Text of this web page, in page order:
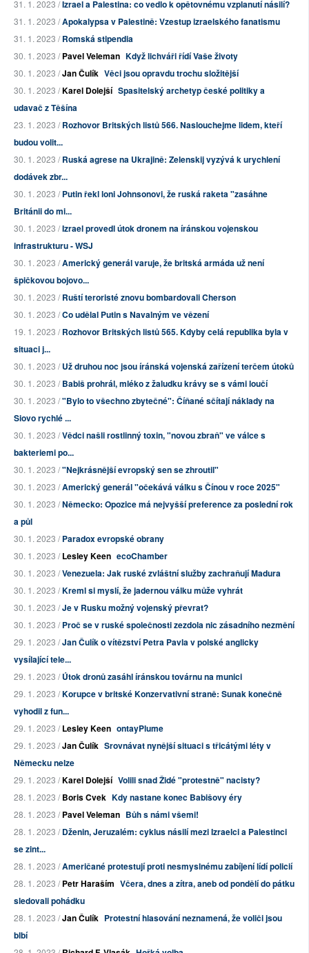
31. 1. 2023 /Izrael a Palestina: co vedlo k opětovnému vzplanutí násilí?
31. 1. 2023 /Apokalypsa v Palestině: Vzestup izraelského fanatismu
31. 1. 2023 /Romská stipendia
30. 1. 2023 /Pavel Veleman Když lichváři řídí Vaše životy
30. 1. 2023 /Jan Čulík Věci jsou opravdu trochu složitější
30. 1. 2023 /Karel Dolejší Spasitelský archetyp české politiky a
udavač z Těšína
23. 1. 2023 /Rozhovor Britských listů 566. Naslouchejme lidem, kteří
budou volit...
30. 1. 2023 /Ruská agrese na Ukrajině: Zelenskij vyzývá k urychlení
dodávek zbr...
30. 1. 2023 /Putin řekl loni Johnsonovi, že ruská raketa "zasáhne
Británii do mi...
30. 1. 2023 /Izrael provedl útok dronem na íránskou vojenskou
infrastrukturu - WSJ
30. 1. 2023 /Americký generál varuje, že britská armáda už není
špičkovou bojovo...
30. 1. 2023 /Ruští teroristé znovu bombardovali Cherson
30. 1. 2023 /Co udělal Putin s Navalným ve vězení
19. 1. 2023 /Rozhovor Britských listů 565. Kdyby celá republika byla v
situaci j...
30. 1. 2023 /Už druhou noc jsou íránská vojenská zařízení terčem útoků
30. 1. 2023 /Babiš prohrál, mléko z žaludku krávy se s vámi loučí
30. 1. 2023 /"Bylo to všechno zbytečné": Číňané sčítají náklady na
Siovo rychlé ...
30. 1. 2023 /Vědci našli rostlinný toxin, "novou zbraň" ve válce s
bakteriemi po...
30. 1. 2023 /"Nejkrásnější evropský sen se zhroutil"
30. 1. 2023 /Americký generál "očekává válku s Čínou v roce 2025"
30. 1. 2023 /Německo: Opozice má nejvyšší preference za poslední rok
a půl
30. 1. 2023 /Paradox evropské obrany
30. 1. 2023 /Lesley Keen ecoChamber
30. 1. 2023 /Venezuela: Jak ruské zvláštní služby zachraňují Madura
30. 1. 2023 /Kreml si myslí, že jadernou válku může vyhrát
30. 1. 2023 /Je v Rusku možný vojenský převrat?
30. 1. 2023 /Proč se v ruské společnosti zezdola nic zásadního nezmění
29. 1. 2023 /Jan Čulík o vítězství Petra Pavla v polské anglicky
vysílající tele...
29. 1. 2023 /Útok dronů zasáhl íránskou továrnu na munici
29. 1. 2023 /Korupce v britské Konzervativní straně: Sunak konečně
vyhodil z fun...
29. 1. 2023 /Lesley Keen ontayPlume
29. 1. 2023 /Jan Čulík Srovnávat nynější situaci s třicátými léty v
Německu nelze
29. 1. 2023 /Karel Dolejší Volili snad Židé "protestně" nacisty?
28. 1. 2023 /Boris Cvek Kdy nastane konec Babišovy éry
28. 1. 2023 /Pavel Veleman Bůh s námi všemi!
28. 1. 2023 /Dženin, Jeruzalém: cyklus násilí mezi Izraelci a Palestinci
se zint...
28. 1. 2023 /Američané protestují proti nesmyslnému zabíjení lídí policií
28. 1. 2023 /Petr Haraším Včera, dnes a zítra, aneb od pondělí do pátku
sledovali pohádku
28. 1. 2023 /Jan Čulík Protestní hlasování neznamená, že voliči jsou
blbí